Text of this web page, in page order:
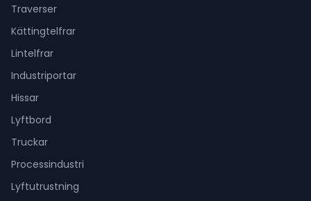
Traverser
Kättingtelfrar
Lintelfrar
Industriportar
Hissar
Lyftbord
Truckar
Processindustri
Lyftutrustning